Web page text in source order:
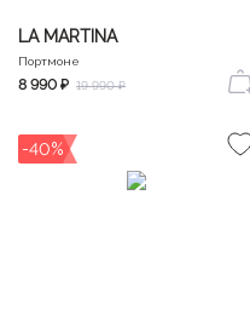
LA MARTINA
Портмоне
8 990 ₽ 19 990 ₽
-40%